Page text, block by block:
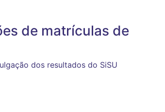
de matrículas de
dos resultados do SiSU